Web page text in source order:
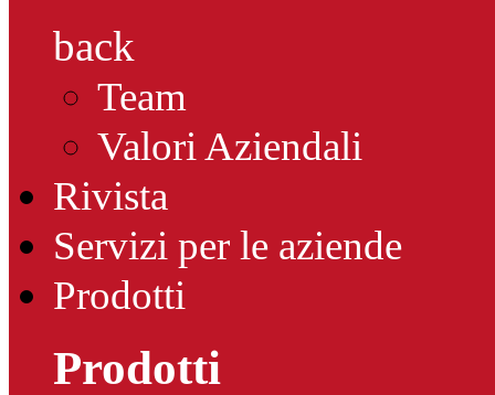
back
Team
Valori Aziendali
Rivista
Servizi per le aziende
Prodotti
Prodotti